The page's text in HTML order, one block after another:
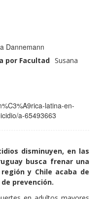
Dannemann
por Facultad Susana
latina-en-
a-65493663
disminuyen, en las
busca frenar una
y Chile acaba de
prevención.